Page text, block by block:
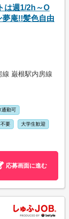
は週1/2h～O
夢庵!!髪色自由
巌根駅内房線
通勤可
要 大学生歓迎
応募画面に進む